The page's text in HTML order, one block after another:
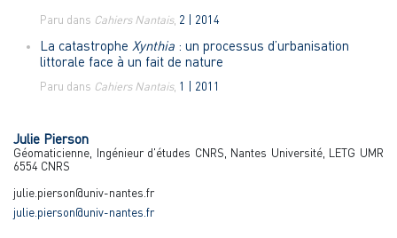
Paru dans Cahiers Nantais, 2 | 2014
La catastrophe Xynthia : un processus d’urbanisation
littorale face à un fait de nature
Paru dans Cahiers Nantais, 1 | 2011
Julie Pierson
Géomaticienne, Ingénieur d'études CNRS, Nantes Université, LETG UMR
6554 CNRS
julie.pierson@univ-nantes.fr
julie.pierson@univ-nantes.fr